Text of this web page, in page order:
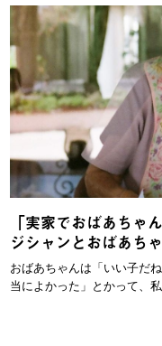
「実家でおばあちゃ
ジシャンとおばあち
おばあちゃんは「いい子だ
当によかった」とかって、